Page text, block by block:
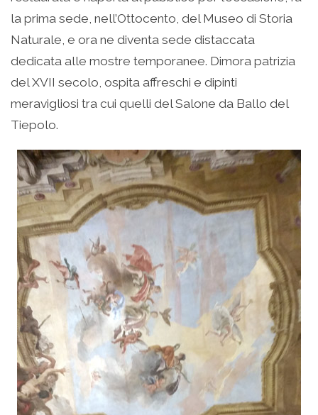
la prima sede, nell’Ottocento, del Museo di Storia
Naturale, e ora ne diventa sede distaccata
dedicata alle mostre temporanee. Dimora patrizia
del XVII secolo, ospita affreschi e dipinti
meravigliosi tra cui quelli del Salone da Ballo del
Tiepolo.